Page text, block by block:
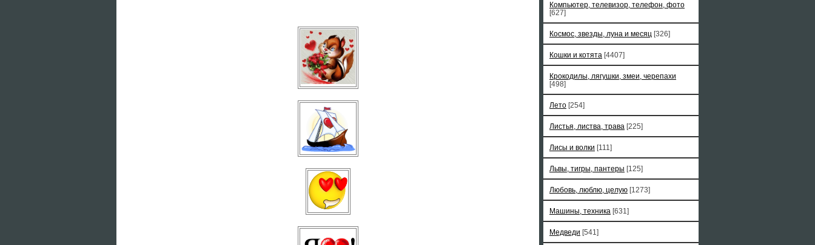
Компьютер, телевизор, телефон, фото
[627]
Космос, звезды, луна и месяц [326]
Кошки и котята [4407]
Крокодилы, лягушки, змеи, черепахи
[498]
Лето [254]
Листья, листва, трава [225]
Лисы и волки [111]
Львы, тигры, пантеры [125]
Любовь, люблю, целую [1273]
Машины, техника [631]
Медведи [541]